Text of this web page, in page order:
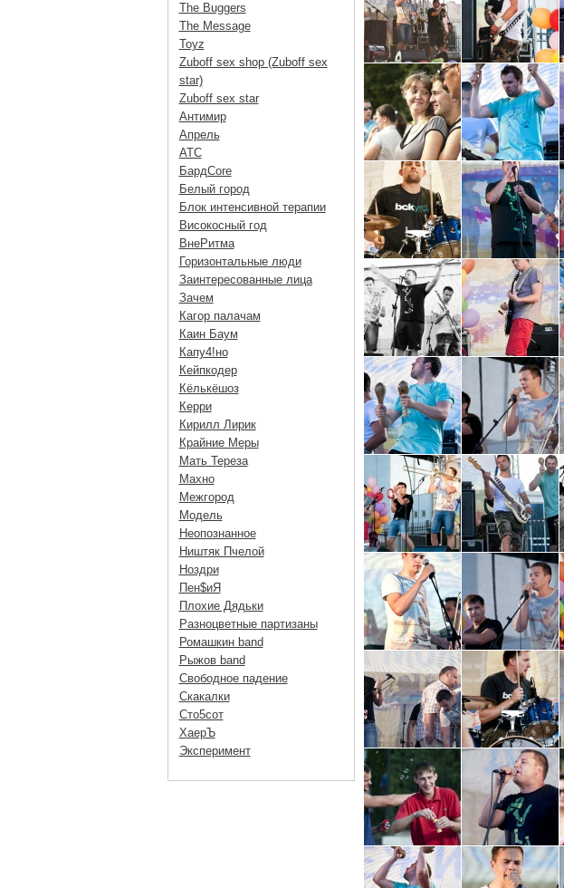
The Buggers
The Message
Toyz
Zuboff sex shop (Zuboff sex
star)
Zuboff sex star
Антимир
Апрель
АТС
БардCore
Белый город
Блок интенсивной терапии
Високосный год
ВнеРитма
Горизонтальные люди
Заинтересованные лица
Зачем
Кагор палачам
Каин Баум
Капу4!но
Кейпкодер
Кёлькёшоз
Керри
Кирилл Лирик
Крайние Меры
Мать Тереза
Махно
Межгород
Модель
Неопознанное
Ништяк Пчелой
Ноздри
Пен$иЯ
Плохие Дядьки
Разноцветные партизаны
Ромашкин band
Рыжов band
Свободное падение
Скакалки
Сто5сот
ХаерЪ
Эксперимент